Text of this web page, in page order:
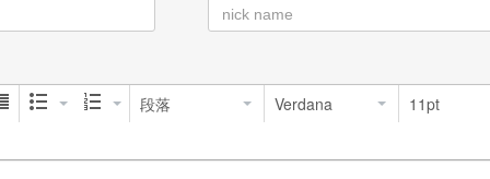
段落 Verdana 11pt